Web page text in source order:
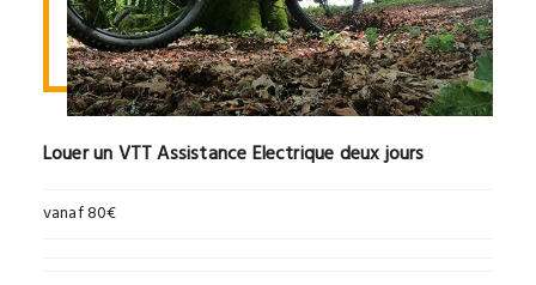
Louer un VTT Assistance Electrique deux jours
vanaf 80€